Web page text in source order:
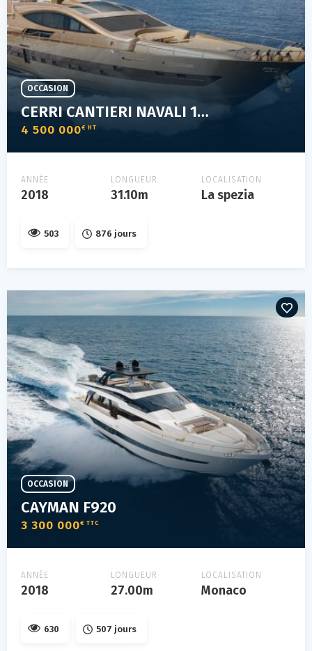
CERRI CANTIERI NAVALI 102 FLYING SPORT
4 500 000€ HT
OCCASION
ANNÉE
2018
LONGUEUR
31.10m
LOCALISATION
La spezia
503 876 jours
CAYMAN F920
3 300 000€ TTC
OCCASION
ANNÉE
2018
LONGUEUR
27.00m
LOCALISATION
Monaco
630 507 jours